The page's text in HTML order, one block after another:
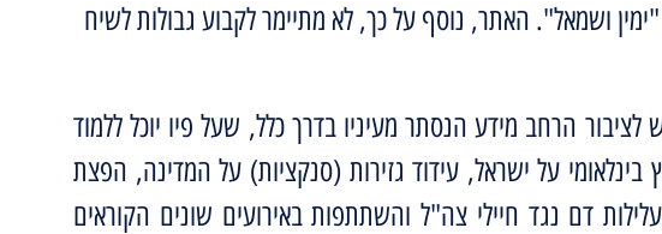
ושמאל". האתר, נוסף על כך, לא מתיימר לקבוע גבולות לשיח
הרחב מידע הנסתר מעיניו בדרך כלל, שעל פיו יוכל ללמוד
על ישראל, עידוד גזירות (סנקציות) על המדינה, הפצת
דם נגד חיילי צה"ל והשתתפות באירועים שונים הקוראים